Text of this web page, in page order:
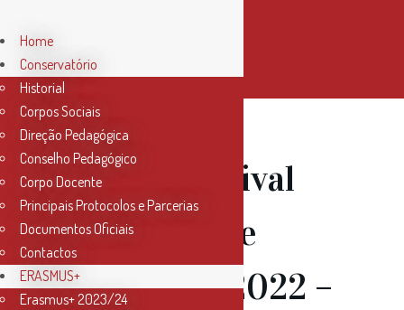
19 Nov
Festival
de Órgão de
Santarém 2022 –
Home
Conservatório
Historial
Corpos Sociais
Direção Pedagógica
Conselho Pedagógico
Corpo Docente
Principais Protocolos e Parcerias
Documentos Oficiais
Contactos
ERASMUS+
Erasmus+ 2023/24